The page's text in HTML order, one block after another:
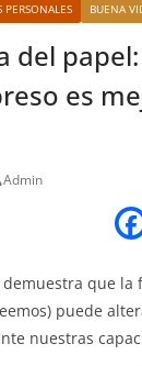
PERSONALES BUENA
del
es
Admin
que la
puede
nuestras